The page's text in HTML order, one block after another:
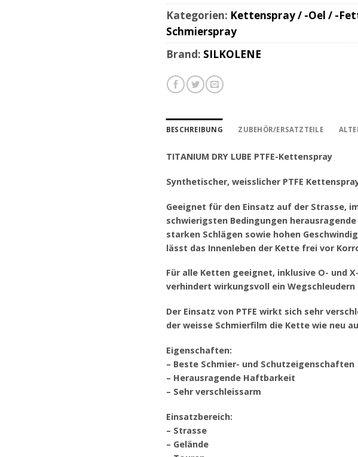
Kategorien: Kettenspray / -Oel / -
Schmierspray
Brand: SILKOLENE
BESCHREIBUNG ZUBEHÖR/ERSATZTEILE
TITANIUM DRY LUBE PTFE-Kettenspray
Synthetischer, weisslicher PTFE
Geeignet für den Einsatz auf der Strasse,
schwierigsten Bedingungen
starken Schlägen sowie hohen
lässt das Innenleben der Kette frei vor
Für alle Ketten geeignet, inklusive O- und
verhindert wirkungsvoll ein
Der Einsatz von PTFE wirkt sich sehr
der weisse Schmierfilm die Kette wie neu
Eigenschaften:
– Beste Schmier- und Schutzeigenschaften
– Herausragende Haftbarkeit
– Sehr verschleissarm
Einsatzbereich:
– Strasse
– Gelände